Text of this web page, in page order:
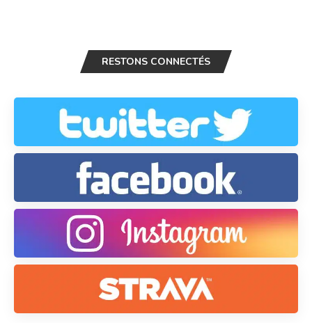
RESTONS CONNECTÉS